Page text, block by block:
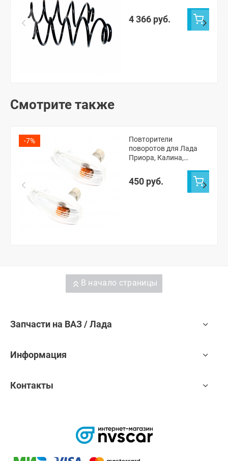
4 366 руб.
Смотрите также
-7%
Повторители
поворотов для Лада
Приора, Калина,
450 руб.
В начало страницы
Запчасти на ВАЗ / Лада
Информация
Контакты